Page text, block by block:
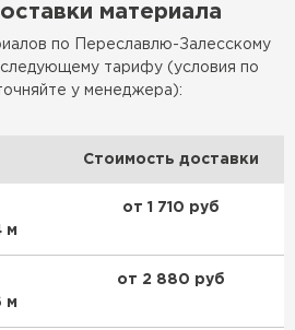
материала
по Переславлю-Залесскому
тарифу (условия по
у менеджера):
Стоимость доставки
м
от 1 710 руб
м
от 2 880 руб